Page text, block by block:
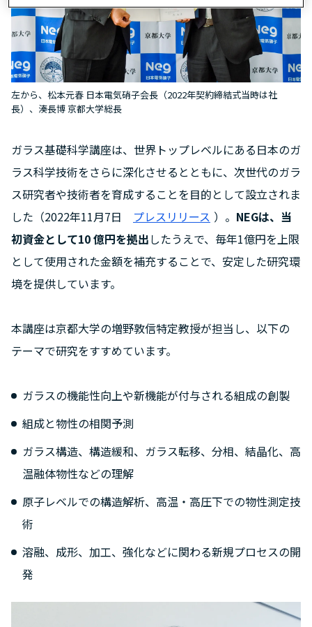
左から、松本元春 日本電気硝子会長（2022年契約締結式当時は社
長）、湊長博 京都大学総長
ガラス基礎科学講座は、世界トップレベルにある日本のガ
ラス科学技術をさらに深化させるとともに、次世代のガラ
ス研究者や技術者を育成することを目的として設立されま
した（2022年11月7日 プレスリリース ）。 NEGは、当
初資金として10 億円を拠出したうえで、毎年1億円を上限
として使用された金額を補充することで、安定した研究環
境を提供しています。
本講座は京都大学の増野敦信特定教授が担当し、以下の
テーマで研究をすすめています。
ガラスの機能性向上や新機能が付与される組成の創製
組成と物性の相関予測
ガラス構造、構造緩和、ガラス転移、分相、結晶化、高
温融体物性などの理解
原子レベルでの構造解析、高温・高圧下での物性測定技
術
溶融、成形、加工、強化などに関わる新規プロセスの開
発